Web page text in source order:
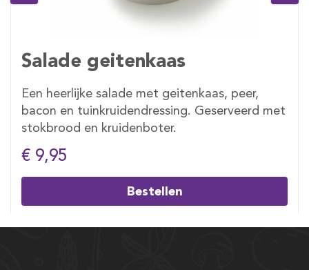
Salade geitenkaas
Een heerlijke salade met geitenkaas, peer,
bacon en tuinkruidendressing. Geserveerd met
stokbrood en kruidenboter.
€ 9,95
Bestellen